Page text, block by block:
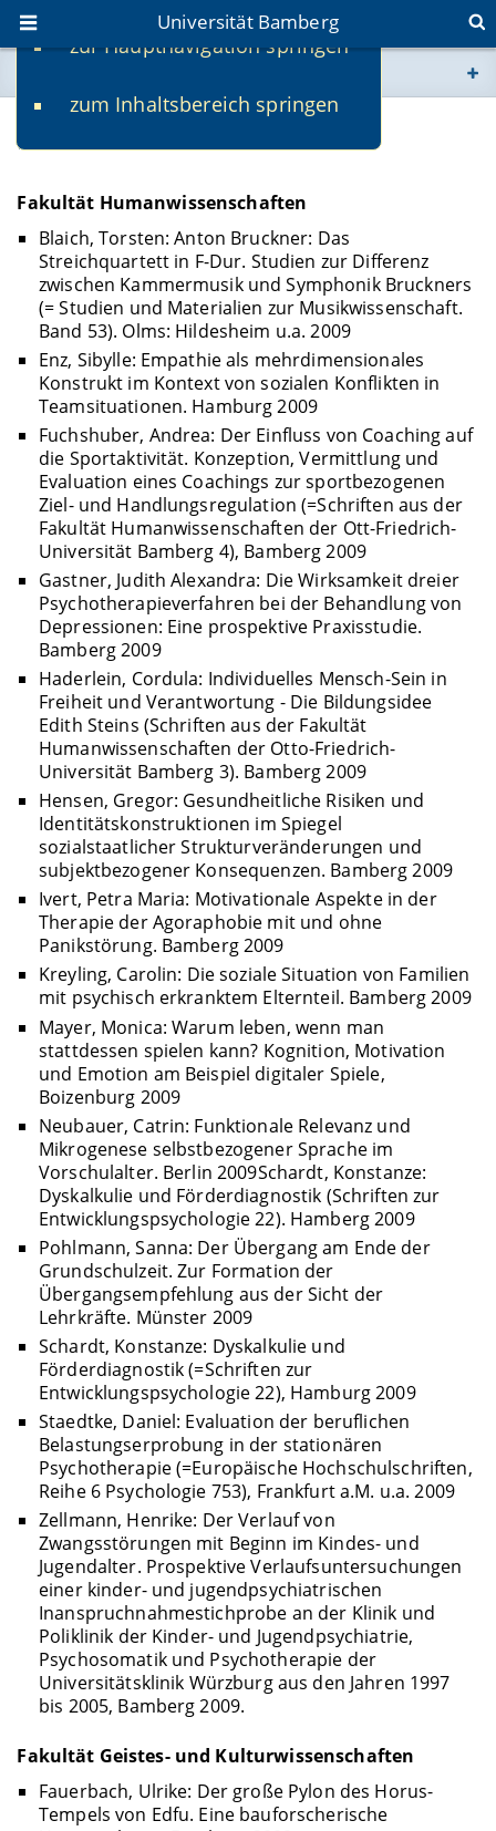
zur Hauptnavigation springen
zum Inhaltsbereich springen
Universität Bamberg
www.uni-bamberg.de
fis.uni-bamberg.de
Publizierte Dissertationen
Fakultät Humanwissenschaften
Blaich, Torsten: Anton Bruckner: Das
Streichquartett in F-Dur. Studien zur Differenz
zwischen Kammermusik und Symphonik Bruckners
(= Studien und Materialien zur Musikwissenschaft.
Band 53). Olms: Hildesheim u.a. 2009
Enz, Sibylle: Empathie als mehrdimensionales
Konstrukt im Kontext von sozialen Konflikten in
Teamsituationen. Hamburg 2009
Fuchshuber, Andrea: Der Einfluss von Coaching auf
die Sportaktivität. Konzeption, Vermittlung und
Evaluation eines Coachings zur sportbezogenen
Ziel- und Handlungsregulation (=Schriften aus der
Fakultät Humanwissenschaften der Ott-Friedrich-
Universität Bamberg 4), Bamberg 2009
Gastner, Judith Alexandra: Die Wirksamkeit dreier
Psychotherapieverfahren bei der Behandlung von
Depressionen: Eine prospektive Praxisstudie.
Bamberg 2009
Haderlein, Cordula: Individuelles Mensch-Sein in
Freiheit und Verantwortung - Die Bildungsidee
Edith Steins (Schriften aus der Fakultät
Humanwissenschaften der Otto-Friedrich-
Universität Bamberg 3). Bamberg 2009
Hensen, Gregor: Gesundheitliche Risiken und
Identitätskonstruktionen im Spiegel
sozialstaatlicher Strukturveränderungen und
subjektbezogener Konsequenzen. Bamberg 2009
Ivert, Petra Maria: Motivationale Aspekte in der
Therapie der Agoraphobie mit und ohne
Panikstörung. Bamberg 2009
Kreyling, Carolin: Die soziale Situation von Familien
mit psychisch erkranktem Elternteil. Bamberg 2009
Mayer, Monica: Warum leben, wenn man
stattdessen spielen kann? Kognition, Motivation
und Emotion am Beispiel digitaler Spiele,
Boizenburg 2009
Neubauer, Catrin: Funktionale Relevanz und
Mikrogenese selbstbezogener Sprache im
Vorschulalter. Berlin 2009Schardt, Konstanze:
Dyskalkulie und Förderdiagnostik (Schriften zur
Entwicklungspsychologie 22). Hamberg 2009
Pohlmann, Sanna: Der Übergang am Ende der
Grundschulzeit. Zur Formation der
Übergangsempfehlung aus der Sicht der
Lehrkräfte. Münster 2009
Schardt, Konstanze: Dyskalkulie und
Förderdiagnostik (=Schriften zur
Entwicklungspsychologie 22), Hamburg 2009
Staedtke, Daniel: Evaluation der beruflichen
Belastungserprobung in der stationären
Psychotherapie (=Europäische Hochschulschriften,
Reihe 6 Psychologie 753), Frankfurt a.M. u.a. 2009
Zellmann, Henrike: Der Verlauf von
Zwangsstörungen mit Beginn im Kindes- und
Jugendalter. Prospektive Verlaufsuntersuchungen
einer kinder- und jugendpsychiatrischen
Inanspruchnahmestichprobe an der Klinik und
Poliklinik der Kinder- und Jugendpsychiatrie,
Psychosomatik und Psychotherapie der
Universitätsklinik Würzburg aus den Jahren 1997
bis 2005, Bamberg 2009.
Fakultät Geistes- und Kulturwissenschaften
Fauerbach, Ulrike: Der große Pylon des Horus-
Tempels von Edfu. Eine bauforscherische